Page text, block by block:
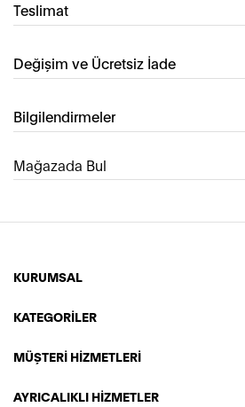
Teslimat
Değişim ve Ücretsiz İade
Bilgilendirmeler
Mağazada Bul
KURUMSAL
KATEGORİLER
MÜŞTERİ HİZMETLERİ
AYRICALIKLI HİZMETLER